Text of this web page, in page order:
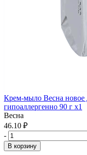
Крем-мыло Весна новое
гипоаллергенно 90 г x1
Весна
46.10 ₽
-
В корзину